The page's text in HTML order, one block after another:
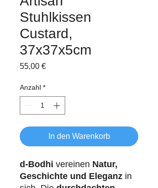
Stuhlkissen
Custard,
37x37x5cm
55,00 €Preis
Anzahl *
In den Warenkorb
d-Bodhi vereinen Natur,
Geschichte und Eleganz in